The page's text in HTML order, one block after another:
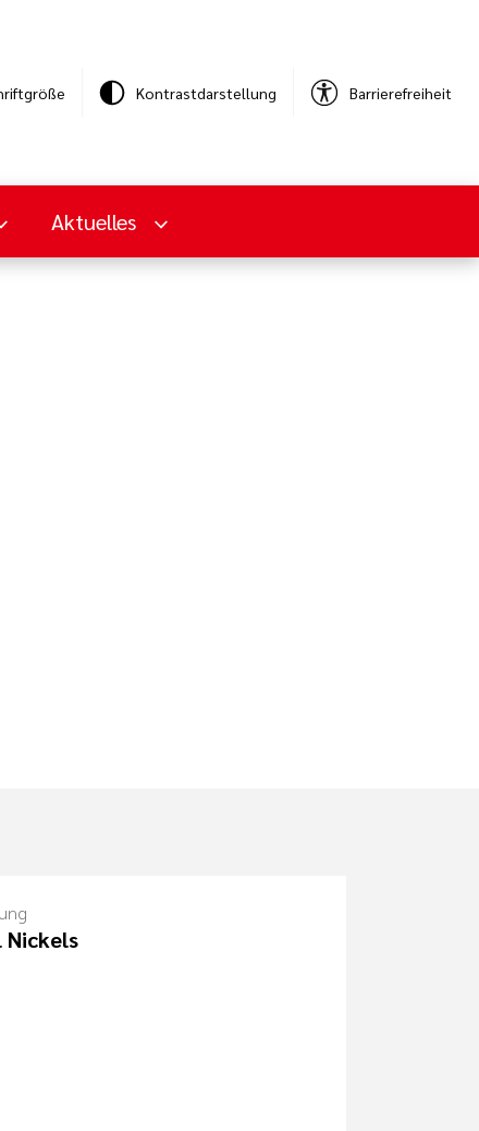
Kontrastdarstellung Barrierefreiheit
Aktuelles
Nickels